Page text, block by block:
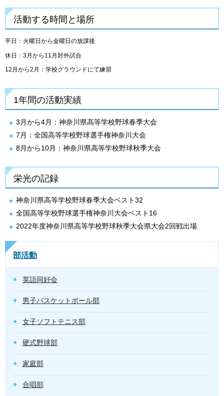
活動する時間と場所
平日：火曜日から金曜日の放課後
休日：3月から11月対外試合
12月から2月：学校グラウンドにて練習
1年間の活動実績
3月から4月：神奈川県高等学校野球春季大会
7月：全国高等学校野球選手権神奈川大会
8月から10月：神奈川県高等学校野球秋季大会
栄光の記録
神奈川県高等学校野球春季大会ベスト32
全国高等学校野球選手権神奈川大会ベスト16
2022年度神奈川県高等学校野球秋季大会県大会2回戦出場
部活動
英語同好会
男子バスケットボール部
女子ソフトテニス部
硬式野球部
家庭部
合唱部